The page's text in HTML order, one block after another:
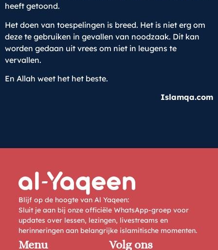
heeft getoond.
Het doen van toespelingen is breed. Het is niet erg om
deze te gebruiken in gevallen van noodzaak. Dit kan
worden gedaan uit vrees om niet in leugens te
vervallen.
En Allah weet het het beste.
Islamqa.com
Blijf op de hoogte van Al Yaqeen:
Sluit je aan bij onze officiële WhatsApp-groep voor
updates over lessen, lezingen, livestreams en
herinneringen aan belangrijke islamitische momenten.
Menu Volg ons